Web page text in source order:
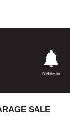
Bildirimler
SALE